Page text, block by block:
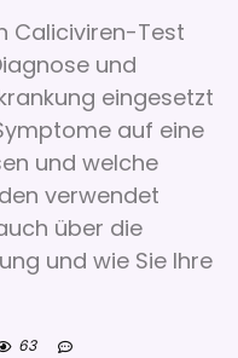
Caliciviren-Test
und
eingesetzt
auf eine
und welche
verwendet
über die
und wie Sie Ihre
63